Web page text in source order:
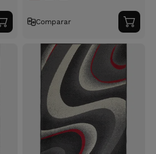
Adicionar
ao
carrinho
Comparar
ao